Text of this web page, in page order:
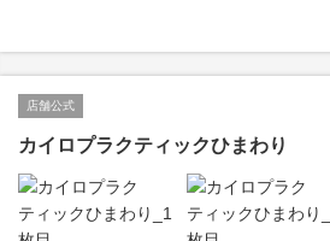
店舗公式
カイロプラクティックひまわり